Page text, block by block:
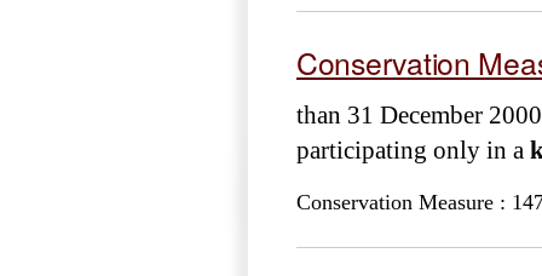
Conservation
than 31 December
participating only in a
Conservation Measure :